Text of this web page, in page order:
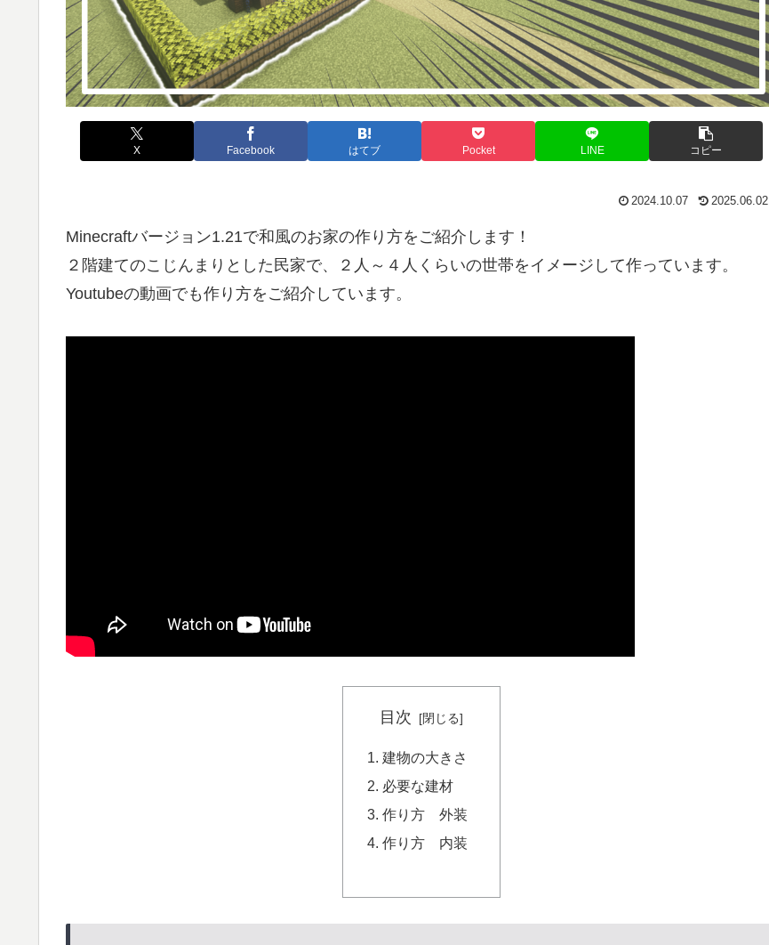
X Facebook はてブ Pocket LINE コピー
2024.10.07 2025.06.02
Minecraftバージョン1.21で和風のお家の作り方をご紹介します！
２階建てのこじんまりとした民家で、２人～４人くらいの世帯をイメージして作っています。
Youtubeの動画でも作り方をご紹介しています。
目次
建物の大きさ
必要な建材
作り方 外装
作り方 内装